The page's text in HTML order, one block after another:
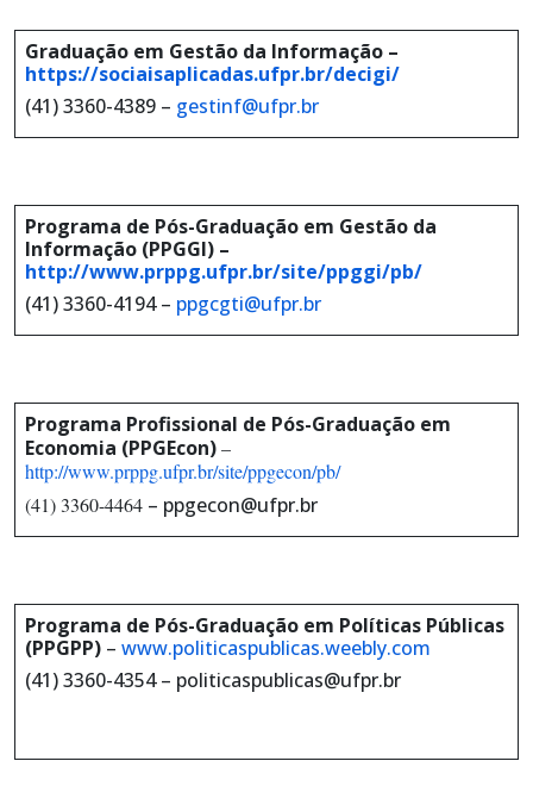
Graduação em Gestão da Informação –
https://sociaisaplicadas.ufpr.br/decigi/
(41) 3360-4389 – gestinf@ufpr.br
Programa de Pós-Graduação em Gestão da
Informação (PPGGI) –
http://www.prppg.ufpr.br/site/ppggi/pb/
(41) 3360-4194 – ppgcgti@ufpr.br
Programa Profissional de Pós-Graduação em
Economia (PPGEcon)–
http://www.prppg.ufpr.br/site/ppgecon/pb/
(41) 3360-4464 – ppgecon@ufpr.br
Programa de Pós-Graduação em Políticas Públicas
(PPGPP) – www.politicaspublicas.weebly.com
(41) 3360-4354 – politicaspublicas@ufpr.br